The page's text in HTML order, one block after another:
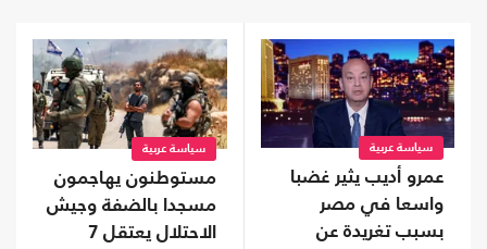
سياسة عربية
عمرو أديب يثير غضبا
واسعا في مصر
بسبب تغريدة عن
سياسة عربية
مستوطنون يهاجمون
مسجدا بالضفة وجيش
الاحتلال يعتقل 7